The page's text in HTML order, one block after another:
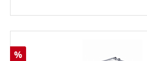
Rabatt
%